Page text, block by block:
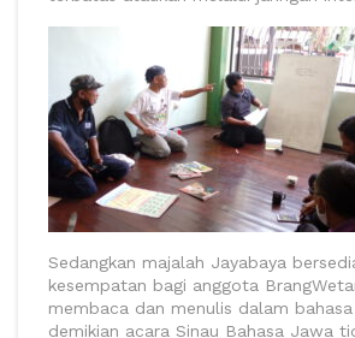
Sedangkan majalah Jayabaya
kesempatan bagi anggota
membaca dan menulis dalam
demikian acara Sinau Bahasa Jawa